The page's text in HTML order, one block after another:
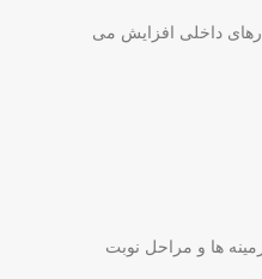
داخلی افزایش می
ها و مراحل نوبت
…